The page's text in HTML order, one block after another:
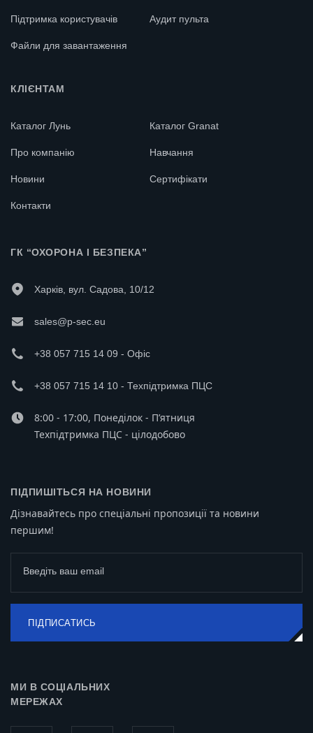
Підтримка користувачів Аудит пульта
Файли для завантаження
КЛІЄНТАМ
Каталог Лунь Каталог Granat
Про компанію Навчання
Новини Сертифікати
Контакти
ГК “ОХОРОНА І БЕЗПЕКА”
Харків, вул. Садова, 10/12
sales@p-sec.eu
+38 057 715 14 09 - Офіс
+38 057 715 14 10 - Техпідтримка ПЦС
8:00 - 17:00, Понеділок - П’ятниця
Техпідтримка ПЦС - цілодобово
ПІДПИШІТЬСЯ НА НОВИНИ
Дізнавайтесь про спеціальні пропозиції та новини
першим!
Введіть ваш email
ПІДПИСАТИСЬ
МИ В СОЦІАЛЬНИХ
МЕРЕЖАХ